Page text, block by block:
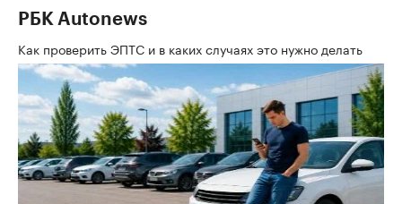
РБК Autonews
Как проверить ЭПТС и в каких случаях это нужно делать